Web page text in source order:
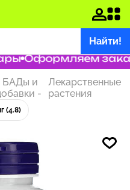
Найти!
Оформляем заказ
БАДы и
-
Лекарственные
растения
(4.8)